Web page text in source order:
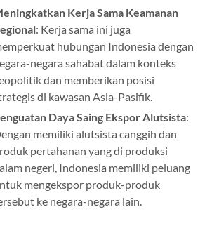
Kerja Sama Keamanan
: Kerja sama ini juga
hubungan Indonesia dengan
negara sahabat dalam konteks
dan memberikan posisi
di kawasan Asia-Pasifik.
Daya Saing Ekspor Alutsista:
memiliki alutsista canggih dan
pertahanan yang di produksi
negeri, Indonesia memiliki peluang
mengekspor produk-produk
ke negara-negara lain.